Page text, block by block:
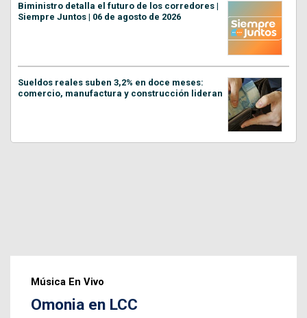
Biministro detalla el futuro de los corredores |
Siempre Juntos | 06 de agosto de 2026
Sueldos reales suben 3,2% en doce meses:
comercio, manufactura y construcción lideran
Música En Vivo
Omonia en LCC